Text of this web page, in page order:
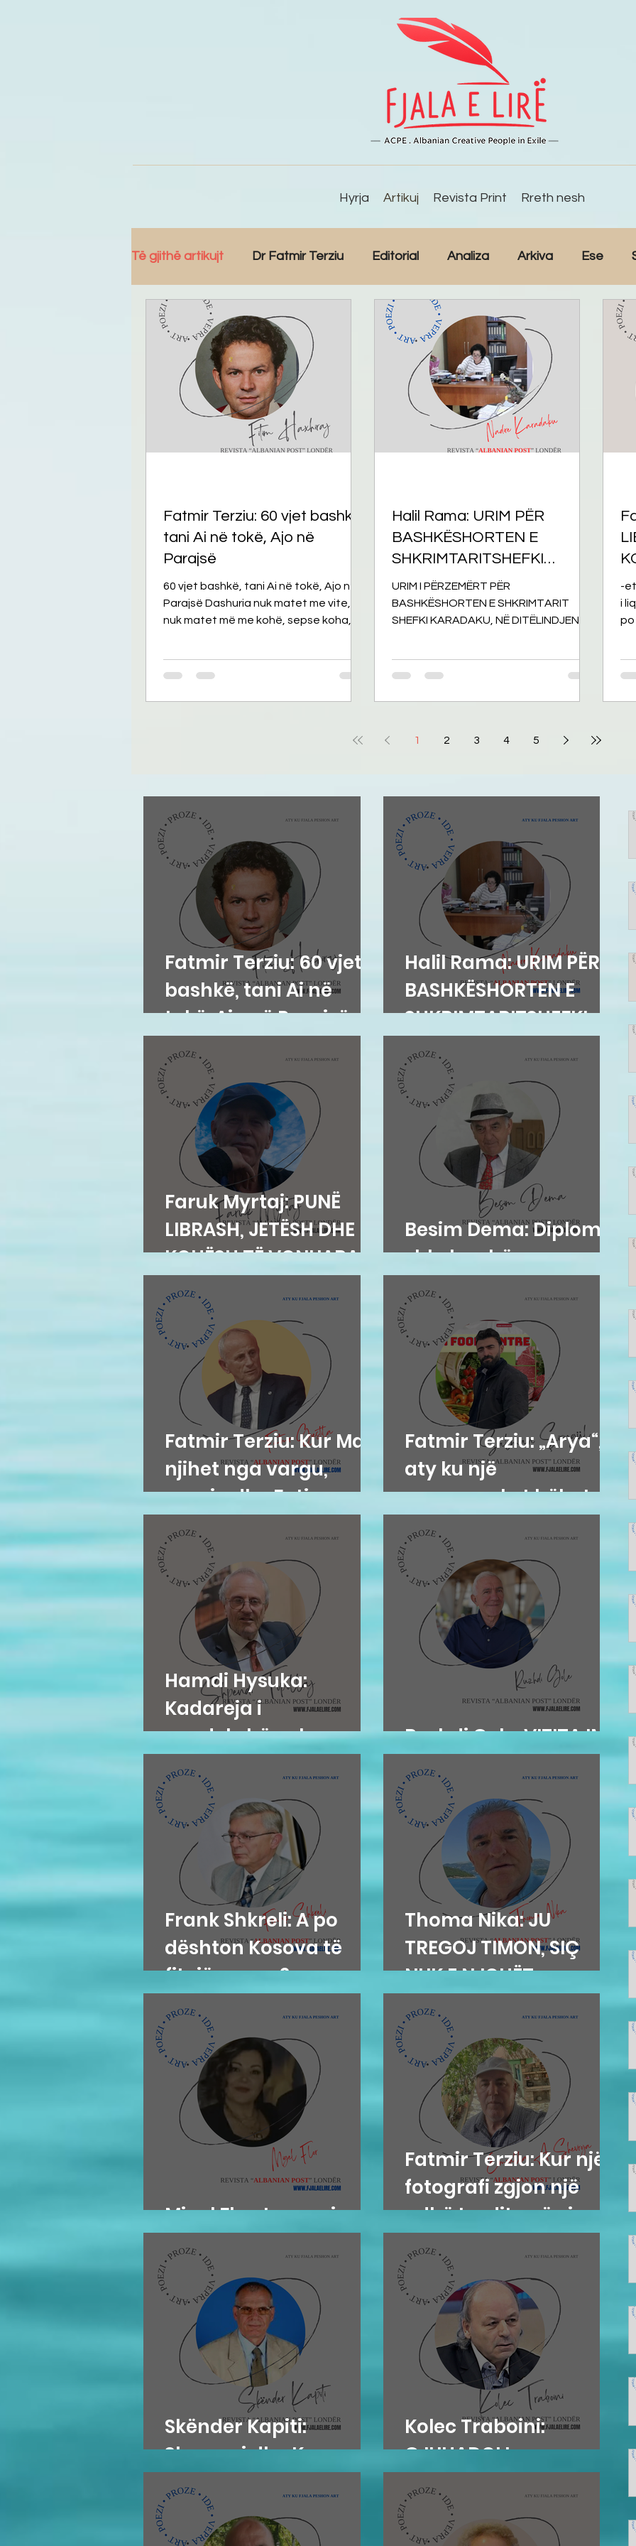
Hyrja Artikuj Revista Print Rreth nesh
Të gjithë artikujt Dr Fatmir Terziu Editorial Analiza Arkiva Ese
Komunitet Reportazh Studime Intervista Kulturë
Tregime Novela Romane English Përkthime
Fatmir Terziu: 60 vjet bashkë,
tani Ai në tokë, Ajo në
Parajsë
60 vjet bashkë, tani Ai në tokë, Ajo në
Parajsë Dashuria nuk matet me vite,
nuk matet më me kohë, sepse koha,
kujtesa, ndryshe nga koha, nuk di të
vjetër, në lokalin e Petros, Fitim Haxhiraj
Halil Rama: URIM PËR
BASHKËSHORTEN E
SHKRIMTARITSHEFKI
KARADAKU
URIM I PËRZEMËRT PËR
BASHKËSHORTEN E SHKRIMTARIT
SHEFKI KARADAKU, NË DITËLINDJEN E
urimet më të përzemërta, për
shëndet, mendje të kthjellët dhe
të mrekullueshme. Ju urojmë Ju, model i
-
i
po
1 2 3 4 5
Fatmir Terziu: 60 vjet
bashkë, tani Ai në
tokë, Ajo në Parajsë
Halil Rama: URIM PËR
BASHKËSHORTEN E
SHKRIMTARITSHEFKI
KARADAKU
Faruk Myrtaj: PUNË
LIBRASH, JETËSH DHE
KOHËSH TË VONUARA
Besim Dema: Diploma
shkelqyshëm...
Fatmir Terziu: Kur Mati
njihet nga vargu,
poezia dhe Fati
Fatmir Terziu: „Arya“,
aty ku një
supermarket bëhet
adresë e komunitetit
shqiptar në
Gravesend
Hamdi Hysuka:
Kadareja i
pavdekshëm, kur
kritika i jep formë
kujtesës
Ruzhdi Gole: VIZITA IME
Frank Shkreli: A po
dështon Kosova të
fitojë paqen?
Thoma Nika: JU
TREGOJ TIMON, SIÇ
NUK E NJOHËT
Migel Flor: Impresion
Fatmir Terziu: Kur një
fotografi zgjon një
udhë tradite që vjen
prej shekujsh në
vendlindje
Skënder Kapiti:
Skrapari dhe Kosova
Kolec Traboini:
GJUHADOLI